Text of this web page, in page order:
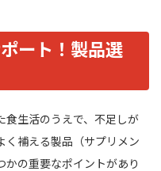
ート！製品選
食生活のうえで、不足しが
く補える製品（サプリメン
かの重要なポイントがあり